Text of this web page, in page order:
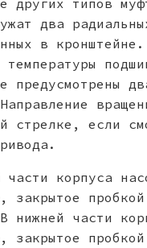
два
в
температуры
предусмотрены
стрелке, если
части корпуса
закрытое
нижней части
закрытое